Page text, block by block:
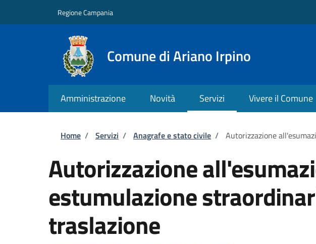
Regione Campania
Comune di Ariano Irpino
Amministrazione Novità Servizi Vivere il Comune
Briciole di pane
Home / Servizi / Anagrafe e stato civile / Autorizzazione
Autorizzazione
estumulazione
traslazione